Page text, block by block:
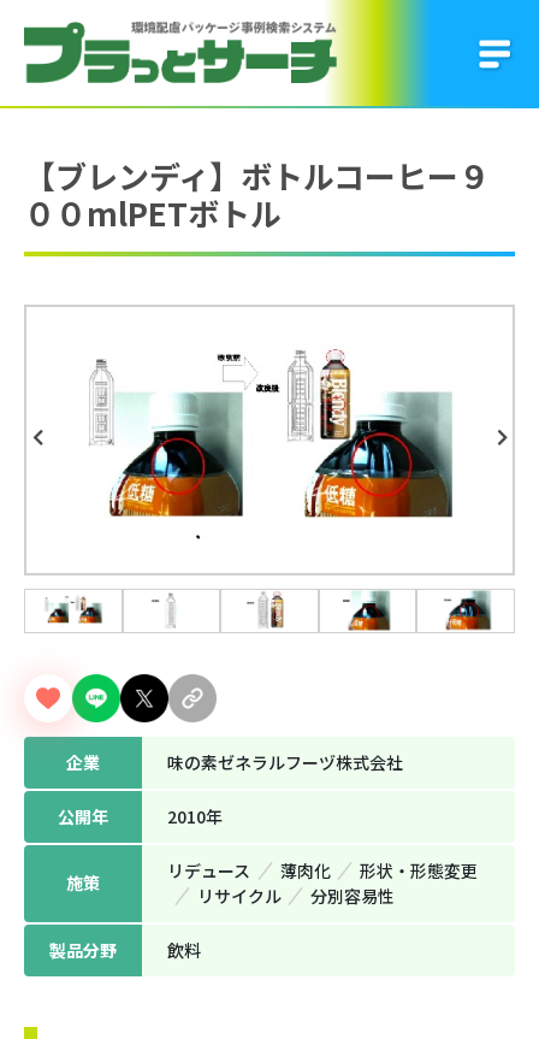
【ブレンディ】ボトルコーヒー９
００mlPETボトル
Previous Next
企業 味の素ゼネラルフーヅ株式会社
公開年 2010年
施策 リデュース 薄⾁化
形状‧形態変更
リサイクル
分別容易性
製品分野 飲料